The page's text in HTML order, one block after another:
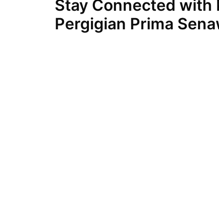
Stay Connected with
Pergigian Prima